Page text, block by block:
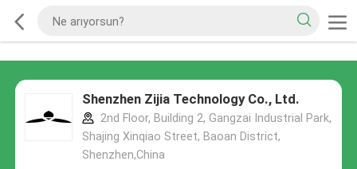
Shenzhen Zijia Technology Co., Ltd.
2nd Floor, Building 2, Gangzai Industrial Park,
Shajing Xinqiao Street, Baoan District,
Shenzhen,China